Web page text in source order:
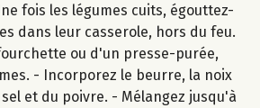
fois les légumes cuits, égouttez-
dans leur casserole, hors du feu.
ou d'un presse-purée,
- Incorporez le beurre, la noix
et du poivre. - Mélangez jusqu'à